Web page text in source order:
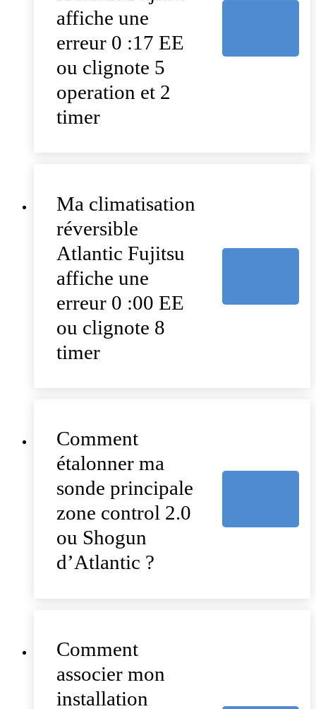
affiche une
erreur 0 :17 EE
ou clignote 5
operation et 2
timer
Ma climatisation
réversible
Atlantic Fujitsu
affiche une
erreur 0 :00 EE
ou clignote 8
timer
Comment
étalonner ma
sonde principale
zone control 2.0
ou Shogun
d’Atlantic ?
Comment
associer mon
installation